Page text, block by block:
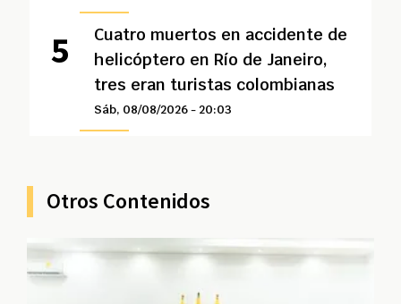
Cuatro muertos en accidente de
helicóptero en Río de Janeiro,
tres eran turistas colombianas
Sáb, 08/08/2026 - 20:03
Otros Contenidos